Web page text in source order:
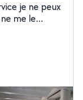
me le